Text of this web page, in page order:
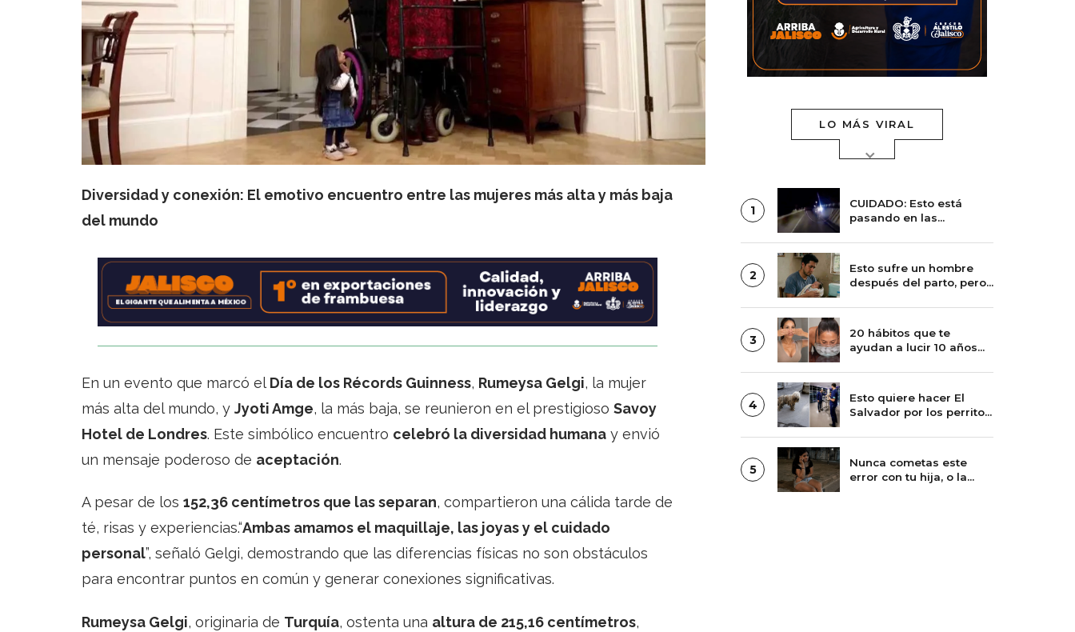
Diversidad y conexión: El emotivo encuentro entre las mujeres más alta y más baja
del mundo
En un evento que marcó el Día de los Récords Guinness, Rumeysa Gelgi, la mujer
más alta del mundo, y Jyoti Amge, la más baja, se reunieron en el prestigioso Savoy
Hotel de Londres. Este simbólico encuentro celebró la diversidad humana y envió
un mensaje poderoso de aceptación.
A pesar de los 152,36 centímetros que las separan, compartieron una cálida tarde de
té, risas y experiencias.“Ambas amamos el maquillaje, las joyas y el cuidado
personal”, señaló Gelgi, demostrando que las diferencias físicas no son obstáculos
para encontrar puntos en común y generar conexiones significativas.
Rumeysa Gelgi, originaria de Turquía, ostenta una altura de 215,16 centímetros,
LO MÁS VIRAL
1
CUIDADO: Esto está
pasando en las
2
Esto sufre un hombre
después del parto, pero
3
20 hábitos que te
ayudan a lucir 10 años
4
Esto quiere hacer El
Salvador por los perritos
5
Nunca cometas este
error con tu hija, o la